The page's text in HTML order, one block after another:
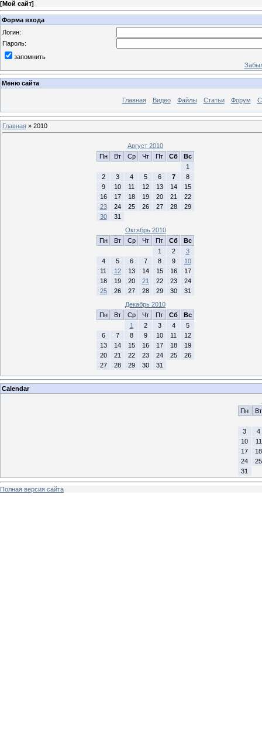
[Мой сайт]
Форма входа
Логин:
Пароль:
запомнить
Меню сайта
Главная Видео Файлы Статьи Форум
Главная » 2010
Август 2010
Пн
Вт Ср Чт Пт Сб
Вс
1
2
3 4 5 6 7
8
9
10 11 12 13 14
15
16
17 18 19 20 21
22
23
24 25 26 27 28
29
30
31
Октябрь 2010
Пн
Вт Ср Чт Пт Сб
Вс
1
2
3
4
5 6 7 8 9
10
11
12 13 14 15 16
17
18
19 20 21 22 23
24
25
26 27 28 29 30
31
Декабрь 2010
Пн
Вт Ср Чт Пт Сб
Вс
1
2 3 4
5
6
7 8 9 10 11
12
13
14 15 16 17 18
19
20
21 22 23 24 25
26
27
28 29 30 31
Calendar
Пн
Вт
3
4
10
11
17
18
24
25
31
Полная версия сайта